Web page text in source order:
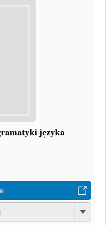
je̜zyka